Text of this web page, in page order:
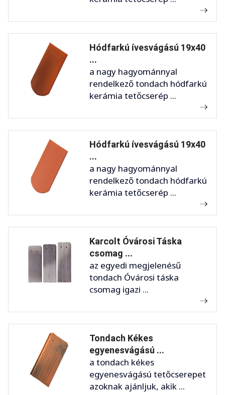
Hódfarkú ívesvágású 19x40
...
a nagy hagyománnyal
rendelkező tondach hódfarkú
kerámia tetőcserép ...
Hódfarkú ívesvágású 19x40
...
a nagy hagyománnyal
rendelkező tondach hódfarkú
kerámia tetőcserép ...
Karcolt Óvárosi Táska
csomag ...
az egyedi megjelenésű
tondach Óvárosi táska
csomag igazi ...
Tondach Kékes
egyenesvágású ...
a tondach kékes
egyenesvágású tetőcserepet
azoknak ajánljuk, akik ...